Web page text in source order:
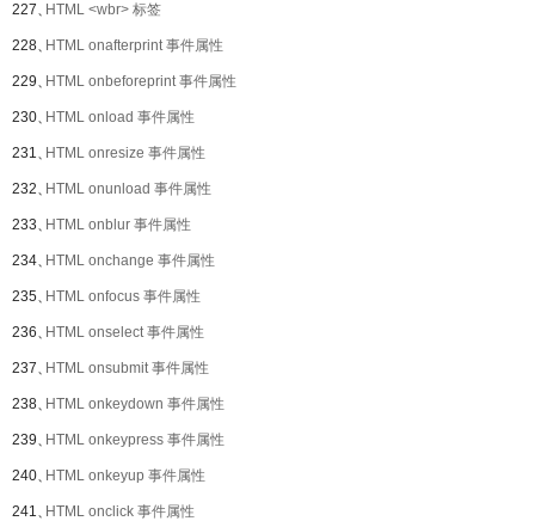
227、HTML <wbr> 标签
228、HTML onafterprint 事件属性
229、HTML onbeforeprint 事件属性
230、HTML onload 事件属性
231、HTML onresize 事件属性
232、HTML onunload 事件属性
233、HTML onblur 事件属性
234、HTML onchange 事件属性
235、HTML onfocus 事件属性
236、HTML onselect 事件属性
237、HTML onsubmit 事件属性
238、HTML onkeydown 事件属性
239、HTML onkeypress 事件属性
240、HTML onkeyup 事件属性
241、HTML onclick 事件属性